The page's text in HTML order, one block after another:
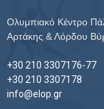
Ολυμπιακό Κέντρο
Αρτάκης & Λόρδου
+30 210 3307176-77
+30 210 3307178
info@elop.gr